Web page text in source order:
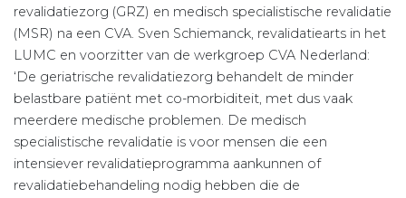
revalidatiezorg (GRZ) en medisch specialistische revalidatie
(MSR) na een CVA. Sven Schiemanck, revalidatiearts in het
LUMC en voorzitter van de werkgroep CVA Nederland:
‘De geriatrische revalidatiezorg behandelt de minder
belastbare patiënt met co-morbiditeit, met dus vaak
meerdere medische problemen. De medisch
specialistische revalidatie is voor mensen die een
intensiever revalidatieprogramma aankunnen of
revalidatiebehandeling nodig hebben die de